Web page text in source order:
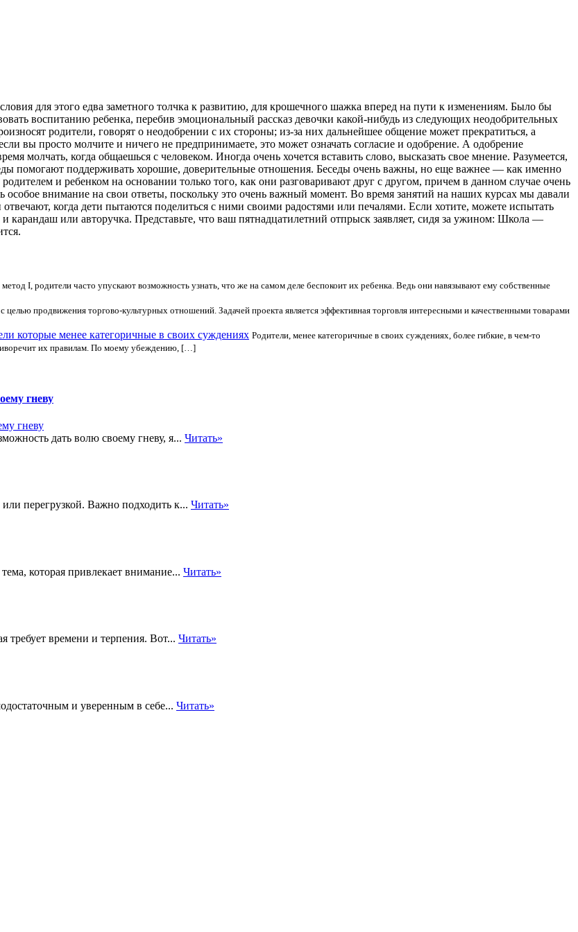
для этого едва заметного толчка к развитию, для крошечного шажка вперед на пути к изменениям. Было бы
воспитанию ребенка, перебив эмоциональный рассказ девочки какой-нибудь из следующих неодобрительных
родители, говорят о неодобрении с их стороны; из-за них дальнейшее общение может прекратиться, а
вы просто молчите и ничего не предпринимаете, это может означать согласие и одобрение. А одобрение
молчать, когда общаешься с человеком. Иногда очень хочется вставить слово, высказать свое мнение. Разумеется,
помогают поддерживать хорошие, доверительные отношения. Беседы очень важны, но еще важнее — как именно
и ребенком на основании только того, как они разговаривают друг с другом, причем в данном случае очень
особое внимание на свои ответы, поскольку это очень важный момент. Во время занятий на наших курсах мы давали
когда дети пытаются поделиться с ними своими радостями или печалями. Если хотите, можете испытать
карандаш или авторучка. Представьте, что ваш пятнадцатилетний отпрыск заявляет, сидя за ужином: Школа —
метод I, родители часто упускают возможность узнать, что же на самом деле беспокоит их ребенка. Ведь они навязывают ему собственные
целью продвижения торгово-культурных отношений. Задачей проекта является эффективная торговля интересными и качественными товарами
которые менее категоричные в своих суждениях Родители, менее категоричные в своих суждениях, более гибкие, в чем-то
их правилам. По моему убеждению, […]
гневу
дать волю своему гневу, я... Читать»
перегрузкой. Важно подходить к... Читать»
которая привлекает внимание... Читать»
требует времени и терпения. Вот... Читать»
и уверенным в себе... Читать»